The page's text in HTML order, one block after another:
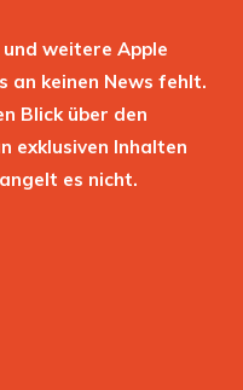
und weitere Apple
an keinen News fehlt.
Blick über den
exklusiven Inhalten
es nicht.